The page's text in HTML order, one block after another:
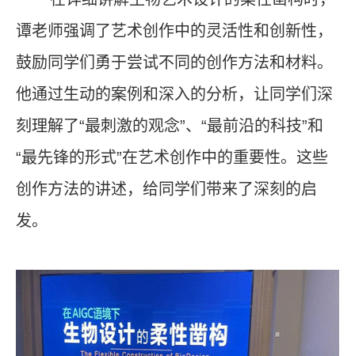
谭老师强调了艺术创作中的灵活性和创新性，
鼓励同学们勇于尝试不同的创作方法和材料。
他通过生动的案例和深入的分析，让同学们深
刻理解了“最刺激的观念”、“最前沿的科技”和
“最先锋的形式”在艺术创作中的重要性。这些
创作方法的讲述，给同学们带来了深刻的启
发。